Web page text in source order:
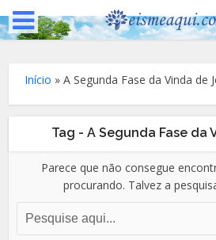
Início »A Segunda Fase da Vinda de
Tag - A Segunda Fase da
Parece que não consegue
procurando. Talvez a